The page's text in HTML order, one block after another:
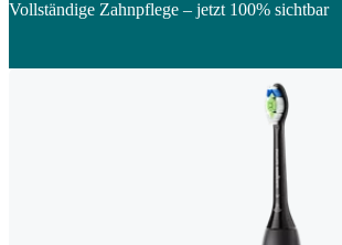
Vollständige Zahnpflege – jetzt 100% sichtbar